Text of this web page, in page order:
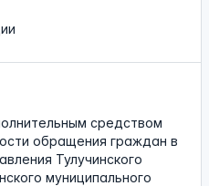
средством
обращения граждан в
Тулучинского
муниципального